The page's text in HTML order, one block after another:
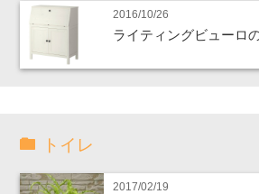
2016/10/26
ライティングビューロ
トイレ
2017/02/19